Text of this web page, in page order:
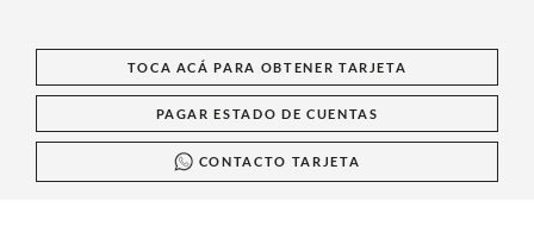
TOCA ACÁ PARA OBTENER TARJETA
PAGAR ESTADO DE CUENTAS
CONTACTO TARJETA